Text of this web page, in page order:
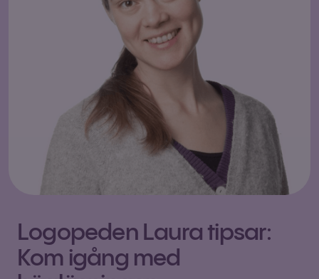
Logopeden Laura tipsar:
Kom igång med